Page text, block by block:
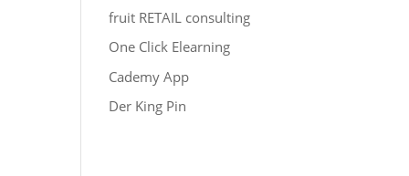
fruit RETAIL consulting
One Click Elearning
Cademy App
Der King Pin